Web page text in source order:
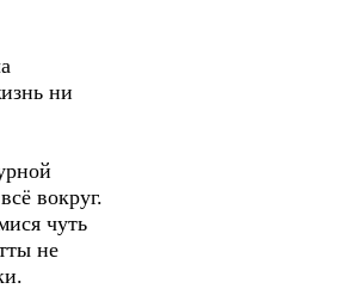
ни
вокруг.
чуть
не